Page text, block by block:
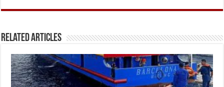
Related Articles